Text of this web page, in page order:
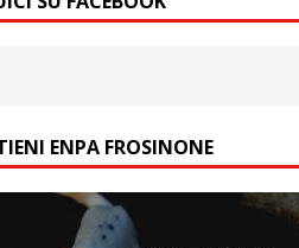
ENPA FROSINONE